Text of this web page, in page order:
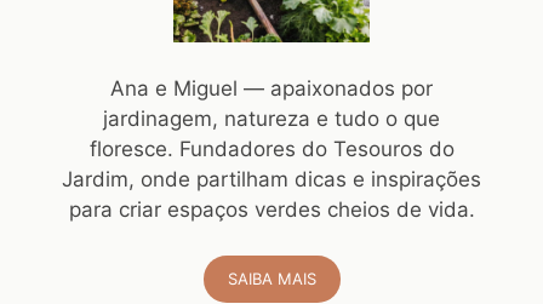
Ana e Miguel — apaixonados por
jardinagem, natureza e tudo o que
floresce. Fundadores do Tesouros do
Jardim, onde partilham dicas e inspirações
para criar espaços verdes cheios de vida.
SAIBA MAIS